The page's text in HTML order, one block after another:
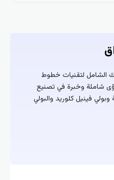
الشامل لتقنيات خطوط
شاملة وخبرة في تصنيع
وبولي فينيل كلوريد والبولي